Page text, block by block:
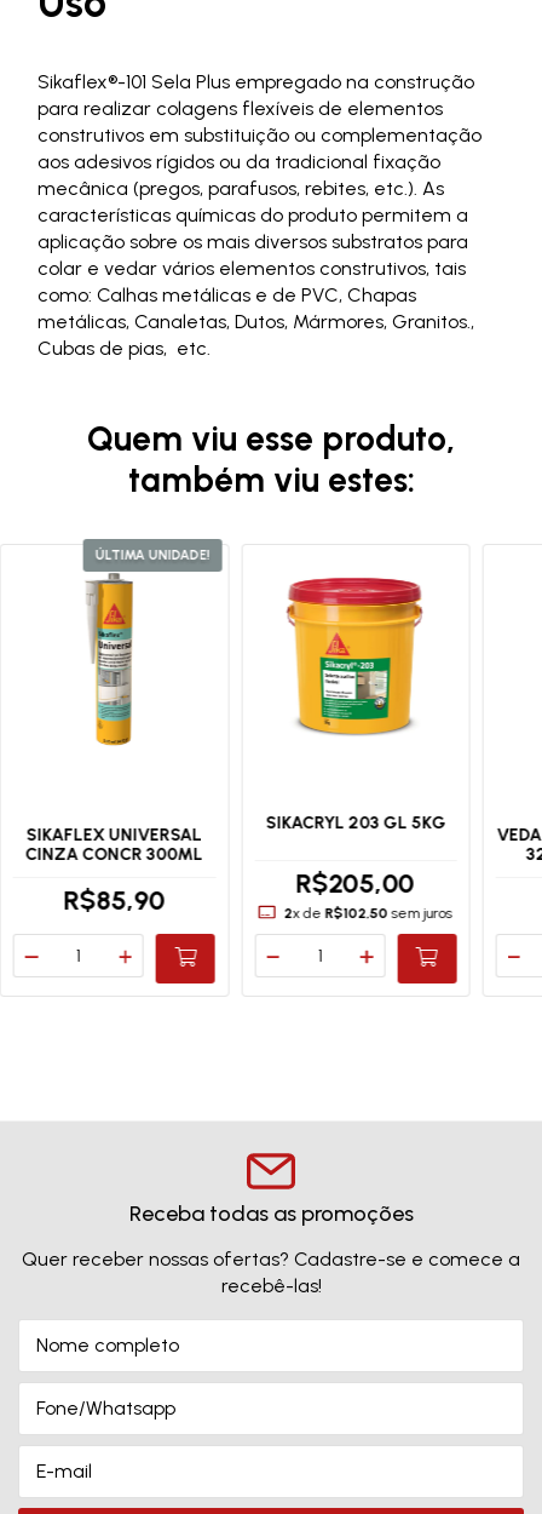
Sikaflex®-101 Sela Plus empregado na construção
para realizar colagens flexíveis de elementos
construtivos em substituição ou complementação
aos adesivos rígidos ou da tradicional fixação
mecânica (pregos, parafusos, rebites, etc.). As
características químicas do produto permitem a
aplicação sobre os mais diversos substratos para
colar e vedar vários elementos construtivos, tais
como: Calhas metálicas e de PVC, Chapas
metálicas, Canaletas, Dutos, Mármores, Granitos.,
Cubas de pias, etc.
Quem viu esse produto,
também viu estes:
ÚLTIMA UNIDADE!
SIKAFLEX UNIVERSAL
CINZA CONCR 300ML
R$85,90
SIKACRYL 203 GL 5KG
R$205,00
2x deR$102,50 sem juros
Receba todas as promoções
Quer receber nossas ofertas? Cadastre-se e comece a
recebê-las!